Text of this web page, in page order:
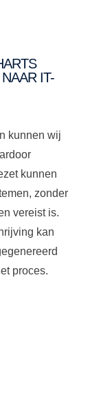
IT-
kunnen wij
kunnen
, zonder
vereist is.
kan
proces.